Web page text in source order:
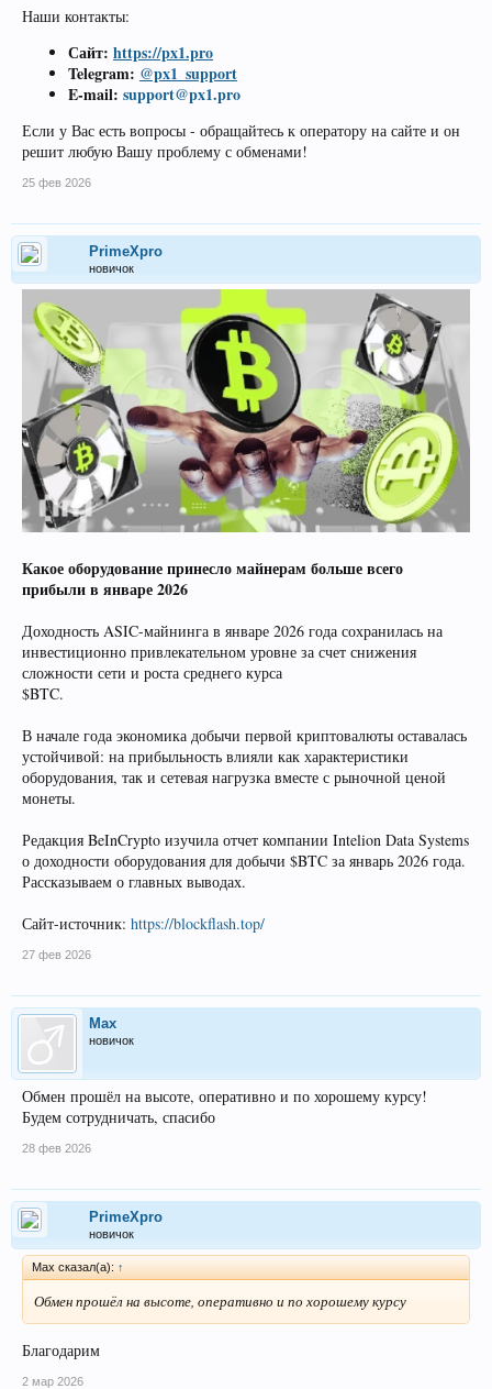
Наши контакты:
Сайт: https://px1.pro
Telegram: @px1_support
E-mail: support@px1.pro
Если у Вас есть вопросы - обращайтесь к оператору на сайте и он
решит любую Вашу проблему с обменами!
25 фев 2026
PrimeXpro
новичок
Какое оборудование принесло майнерам больше всего
прибыли в январе 2026
Доходность ASIC-майнинга в январе 2026 года сохранилась на
инвестиционно привлекательном уровне за счет снижения
сложности сети и роста среднего курса
$BTC.
В начале года экономика добычи первой криптовалюты оставалась
устойчивой: на прибыльность влияли как характеристики
оборудования, так и сетевая нагрузка вместе с рыночной ценой
монеты.
Редакция BeInCrypto изучила отчет компании Intelion Data Systems
о доходности оборудования для добычи $BTC за январь 2026 года.
Рассказываем о главных выводах.
Сайт-источник: https://blockflash.top/
27 фев 2026
Max
новичок
Обмен прошёл на высоте, оперативно и по хорошему курсу!
Будем сотрудничать, спасибо
28 фев 2026
PrimeXpro
новичок
Max сказал(а): ↑
Обмен прошёл на высоте, оперативно и по хорошему курсу
Благодарим
2 мар 2026